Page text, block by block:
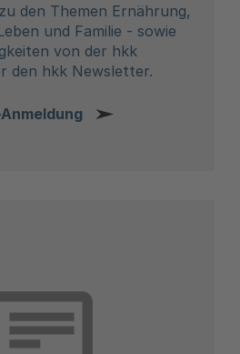
den Themen Ernährung,
und Familie - sowie
von der hkk
den hkk Newsletter.